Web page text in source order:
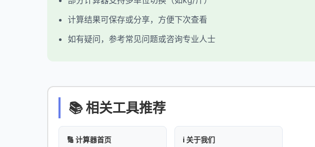
计算结果可保存或分享，方便下次查看
如有疑问，参考常见问题或咨询专业人士
📚 相关工具推荐
🔢 计算器首页 ℹ️ 关于我们